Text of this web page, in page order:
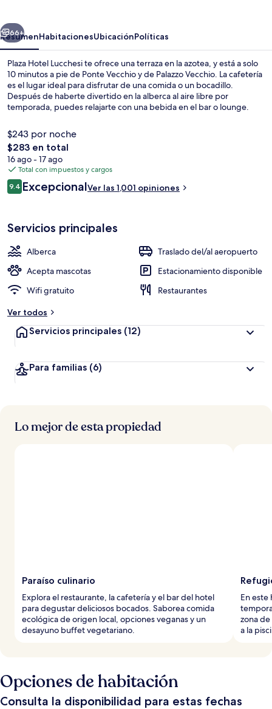
Siguiente
66+
ResumenHabitacionesUbicaciónPolíticas
Plaza Hotel Lucchesi te ofrece una terraza en la azotea, y está a solo
10 minutos a pie de Ponte Vecchio y de Palazzo Vecchio. La cafetería
es el lugar ideal para disfrutar de una comida o un bocadillo.
Después de haberte divertido en la alberca al aire libre por
temporada, puedes relajarte con una bebida en el bar o lounge.
su snack bar o deli y su terraza. A otros visitantes les encantan las
amenidades y características como el personal amable y el estado
general de la propiedad.
$243 por noche
El
precio
total
es
de
$283 en total
16 ago - 17 ago
Total con impuestos y cargos
Opiniones
9.49.4 de 10,
ExcepcionalVer las 1,001 opiniones
Servicios principales
Alberca
Traslado del/al aeropuerto
Acepta mascotas
Estacionamiento disponible
Wifi gratuito
Restaurantes
Ver todos
Servicios principales (12)
Para familias (6)
Lo mejor de esta propiedad
Paraíso culinario
Explora el restaurante, la cafetería y el bar del hotel
para degustar deliciosos bocados. Saborea comida
ecológica de origen local, opciones veganas y un
desayuno buffet vegetariano.
En este
zona
a la
Opciones de habitación
Consulta la disponibilidad para estas fechas